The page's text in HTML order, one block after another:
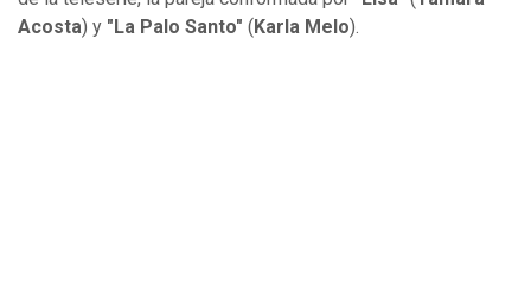
Acosta) y "La Palo Santo" ( Karla Melo).